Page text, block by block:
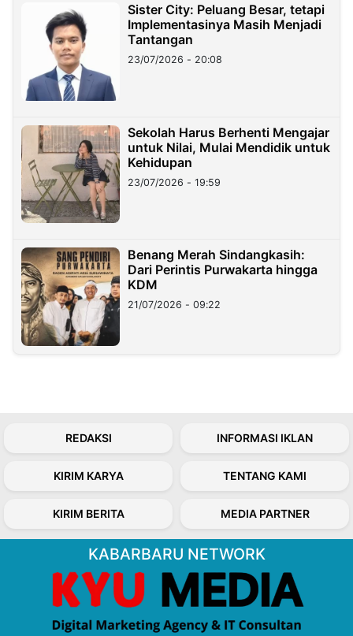
Sister City: Peluang Besar, tetapi
Implementasinya Masih Menjadi
Tantangan
23/07/2026 - 20:08
Sekolah Harus Berhenti Mengajar
untuk Nilai, Mulai Mendidik untuk
Kehidupan
23/07/2026 - 19:59
Benang Merah Sindangkasih:
Dari Perintis Purwakarta hingga
KDM
21/07/2026 - 09:22
REDAKSI INFORMASI IKLAN
KIRIM KARYA TENTANG KAMI
KIRIM BERITA MEDIA PARTNER
KABARBARU NETWORK